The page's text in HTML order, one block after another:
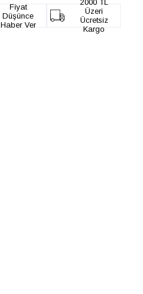
Fiyat
Düşünce
Haber Ver
2000 TL
Üzeri
Ücretsiz
Kargo